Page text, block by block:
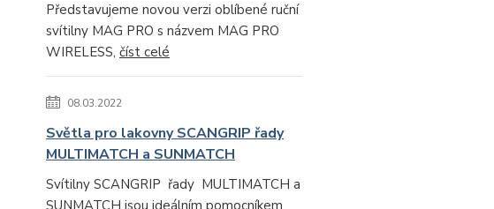
Představujeme novou verzi oblíbené ruční
svítilny MAG PRO s názvem MAG PRO
WIRELESS, číst celé
08.03.2022
Světla pro lakovny SCANGRIP řady
MULTIMATCH a SUNMATCH
Svítilny SCANGRIP řady MULTIMATCH a
SUNMATCH jsou ideálním pomocníkem